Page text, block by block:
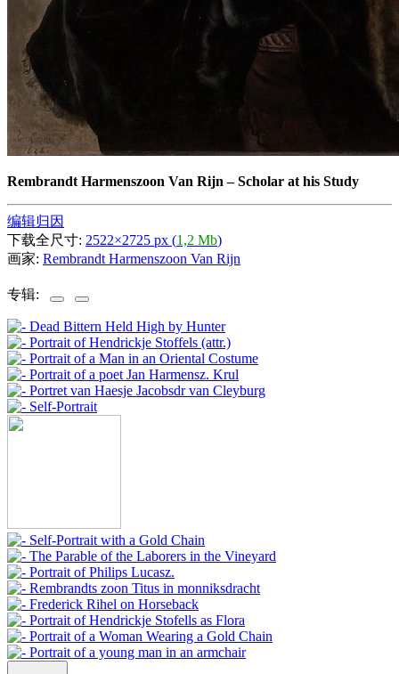
Rembrandt Harmenszoon Van Rijn –Scholar at his Study
编辑归因
下载全尺寸: 2522×2725 px (1,2 Mb)
画家: Rembrandt Harmenszoon Van Rijn
专辑: